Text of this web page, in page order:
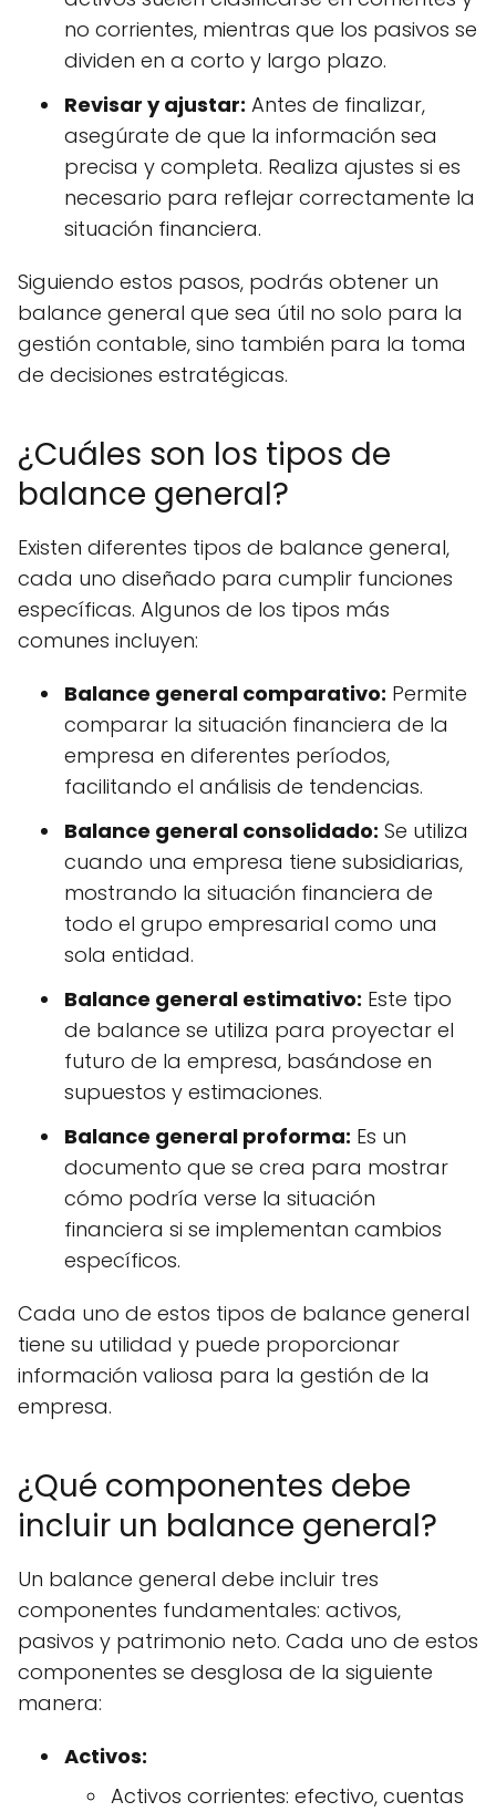
no corrientes, mientras que los pasivos se
dividen en a corto y largo plazo.
Revisar y ajustar: Antes de finalizar,
asegúrate de que la información sea
precisa y completa. Realiza ajustes si es
necesario para reflejar correctamente la
situación financiera.
Siguiendo estos pasos, podrás obtener un
balance general que sea útil no solo para la
gestión contable, sino también para la toma
de decisiones estratégicas.
¿Cuáles son los tipos de
balance general?
Existen diferentes tipos de balance general,
cada uno diseñado para cumplir funciones
específicas. Algunos de los tipos más
comunes incluyen:
Balance general comparativo: Permite
comparar la situación financiera de la
empresa en diferentes períodos,
facilitando el análisis de tendencias.
Balance general consolidado: Se utiliza
cuando una empresa tiene subsidiarias,
mostrando la situación financiera de
todo el grupo empresarial como una
sola entidad.
Balance general estimativo: Este tipo
de balance se utiliza para proyectar el
futuro de la empresa, basándose en
supuestos y estimaciones.
Balance general proforma: Es un
documento que se crea para mostrar
cómo podría verse la situación
financiera si se implementan cambios
específicos.
Cada uno de estos tipos de balance general
tiene su utilidad y puede proporcionar
información valiosa para la gestión de la
empresa.
¿Qué componentes debe
incluir un balance general?
Un balance general debe incluir tres
componentes fundamentales: activos,
pasivos y patrimonio neto. Cada uno de estos
componentes se desglosa de la siguiente
manera:
Activos:
Activos corrientes: efectivo, cuentas